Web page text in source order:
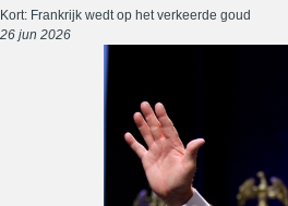
Kort: Frankrijk wedt op het verkeerde goud
26 jun 2026